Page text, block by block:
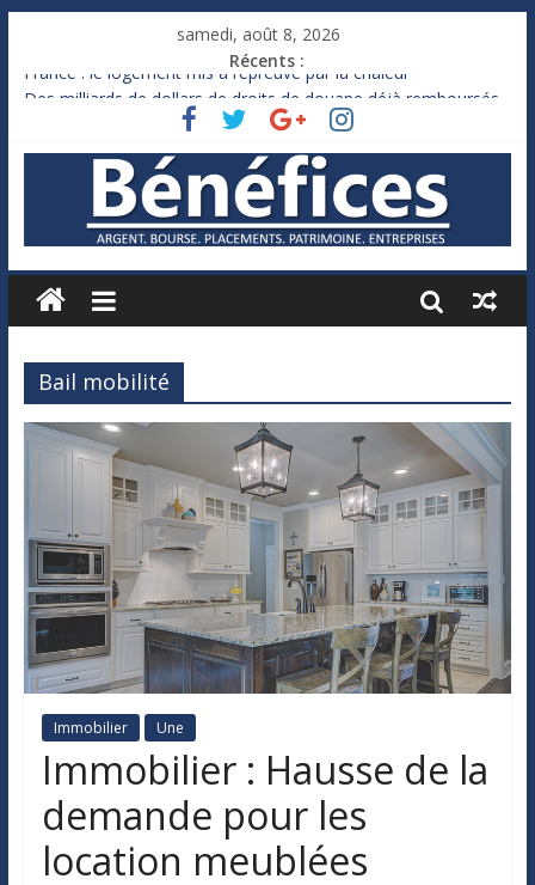
samedi, août 8, 2026
Récents :
France : le logement mis à l’épreuve par la chaleur
Des milliards de dollars de droits de douane déjà remboursés
Royaume-Uni : Andy Burnham recule sur l’impôt
Xavier Niel, le milliardaire qui ne touche presque rien
Ruée des fortunes russes vers l’étranger
Bail mobilité
Immobilier Une
Immobilier : Hausse de la
demande pour les
location meublées